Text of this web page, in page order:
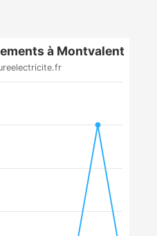
à Montvalent